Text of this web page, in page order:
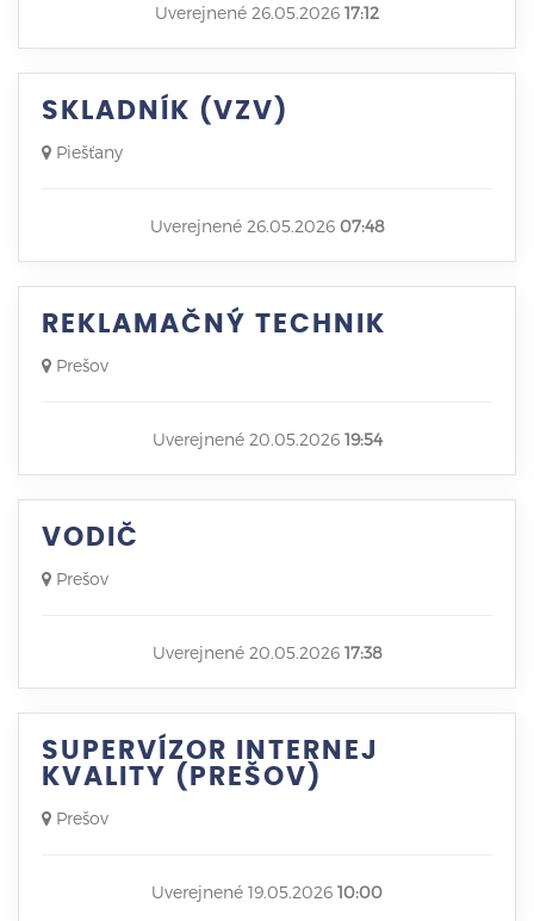
Uverejnené 26.05.2026 17:12
SKLADNÍK (VZV)
Piešťany
Uverejnené 26.05.2026 07:48
REKLAMAČNÝ TECHNIK
Prešov
Uverejnené 20.05.2026 19:54
VODIČ
Prešov
Uverejnené 20.05.2026 17:38
SUPERVÍZOR INTERNEJ
KVALITY (PREŠOV)
Prešov
Uverejnené 19.05.2026 10:00